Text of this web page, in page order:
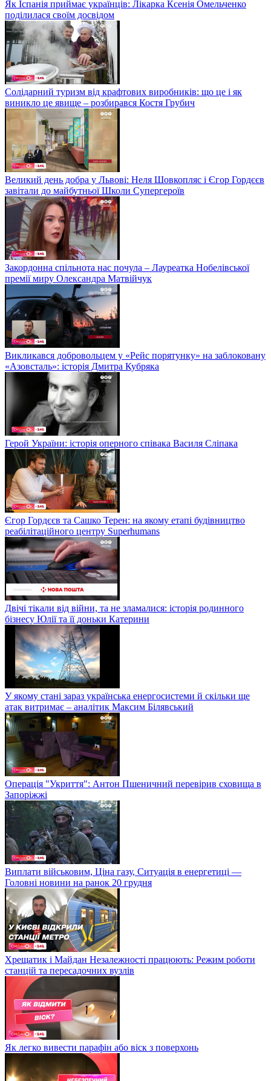
Як Іспанія приймає українців: Лікарка Ксенія Омельченко
поділилася своїм досвідом
Солідарний туризм від крафтових виробників: що це і як
виникло це явище – розбирався Костя Грубич
Великий день добра у Львові: Неля Шовкопляс і Єгор Гордєєв
завітали до майбутньої Школи Супергероїв
Закордонна спільнота нас почула – Лауреатка Нобелівської
премії миру Олександра Матвійчук
Викликався добровольцем у «Рейс порятунку» на заблоковану
«Азовсталь»: історія Дмитра Кубряка
Герой України: історія оперного співака Василя Сліпака
Єгор Гордєєв та Сашко Терен: на якому етапі будівництво
реабілітаційного центру Superhumans
Двічі тікали від війни, та не зламалися: історія родинного
бізнесу Юлії та її доньки Катерини
У якому стані зараз українська енергосистеми й скільки ще
атак витримає – аналітик Максим Білявський
Операція "Укриття": Антон Пшеничний перевірив сховища в
Запоріжжі
Виплати військовим, Ціна газу, Ситуація в енергетиці —
Головні новини на ранок 20 грудня
Хрещатик і Майдан Незалежності працюють: Режим роботи
станцій та пересадочних вузлів
Як легко вивести парафін або віск з поверхонь